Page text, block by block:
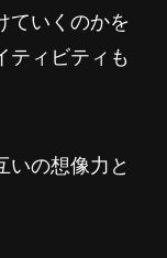
ていくのかを
ティビティも
いの想像力と